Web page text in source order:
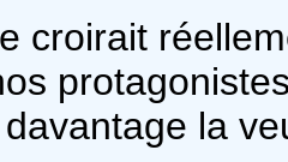
croirait
la